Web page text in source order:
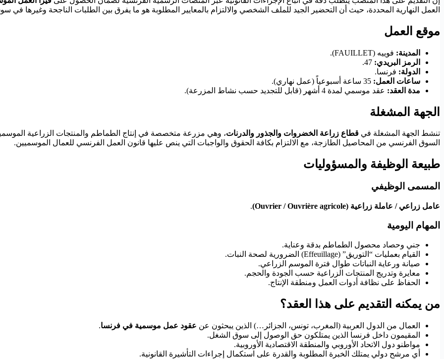
العمل النهارية المحددة، حيث أن التحضير الجيد للملف الشخصي والالتزام بالمعايير المطلوبة هو ما يفرق بين الطلبات الناجحة وغيرها
موقع العمل
المدينة: فوييه (FAUILLET).
الرمز البريدي:
الدولة: فرنسا.
ساعات العمل:
مدة العقد: عقد موسمي لمدة 4 أشهر (قابل للتجديد حسب نشاط المزرعة).
الجهة المشغلة
تنشط الجهة المشغلة في قطاع زراعة الخضروات والجذور والدرنات، وهي مزرعة متخصصة في إنتاج الطماطم والمنتجات الزراعية
السوق الفرنسي من المحاصيل الطازجة، مع الالتزام بكافة الحقوق والواجبات التي ينص عليها قانون العمل الفرنسي للعمال الموسميين.
طبيعة الوظيفة والمسؤوليات
المسمى الوظيفي
عامل زراعي / عاملة زراعية (Ouvrier / Ouvrière agricole) .
المهام اليومية
جني وحصاد محصول الطماطم بدقة وعناية.
القيام بعمليات “التوريق” (Effeuillage) الضرورية لصحة النبات.
صيانة ورعاية النباتات طوال فترة الموسم الزراعي.
معايرة وتدريج المنتجات الزراعية حسب الجودة والحجم.
الحفاظ على نظافة أدوات العمل ومنطقة الإنتاج.
من يمكنه التقديم على هذا العقد؟
العمال من الدول العربية (المغرب، تونس، الجزائر…) الذين يبحثون عن عقود عمل موسمية في فرنسا.
المقيمون داخل فرنسا الذين يمتلكون حق الوصول إلى سوق الشغل.
مواطنو دول الاتحاد الأوروبي والمنطقة الاقتصادية الأوروبية.
أي مرشح دولي يمتلك الخبرة المطلوبة والقدرة على استكمال إجراءات التأشيرة القانونية.